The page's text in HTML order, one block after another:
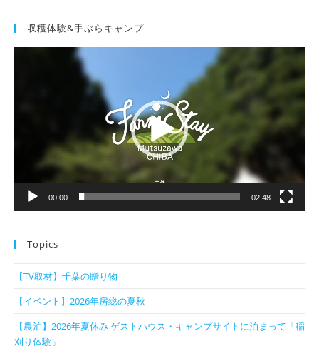
収穫体験&手ぶらキャンプ
00:00 02:48
Topics
【TV取材】千葉の贈り物
【イベント】2026年房総の夏秋
【農泊】2026年夏休み ゲストハウス・キャンプサイトに泊まって「稲
刈り体験」